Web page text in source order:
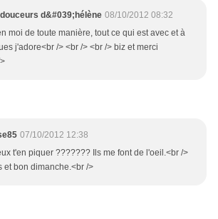
d&#039;hélène 08/10/2012 08:32
moi de toute manière, tout ce qui est avec et à
j'adore<br /> <br /> <br /> biz et merci
07/10/2012 12:38
t'en piquer ??????? Ils me font de l'oeil.<br />
et bon dimanche.<br />